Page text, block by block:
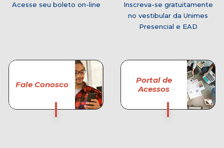
Acesse seu boleto on-line
Inscreva-se gratuitamente
no vestibular da Unimes
Presencial e EAD
Fale Conosco
Portal de
Acessos